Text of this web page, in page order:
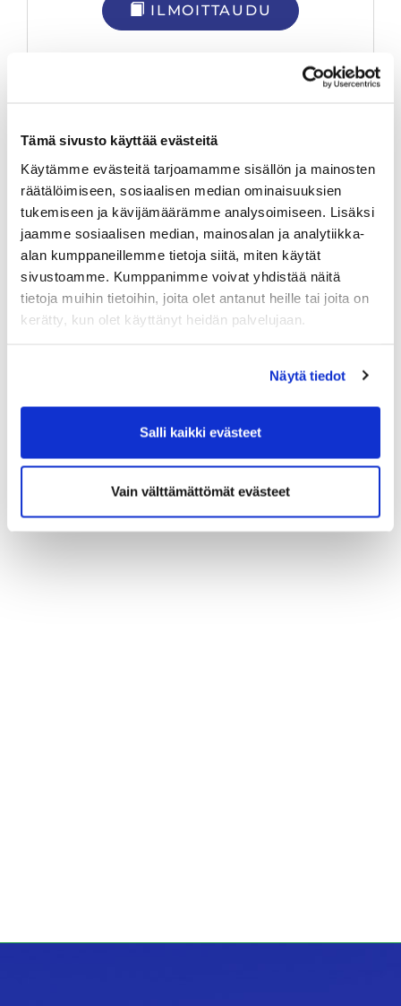
Tämä sivusto käyttää evästeitä
Käytämme evästeitä tarjoamamme sisällön ja mainosten
räätälöimiseen, sosiaalisen median ominaisuuksien
tukemiseen ja kävijämäärämme analysoimiseen. Lisäksi
jaamme sosiaalisen median, mainosalan ja analytiikka-
alan kumppaneillemme tietoja siitä, miten käytät
sivustoamme. Kumppanimme voivat yhdistää näitä
tietoja muihin tietoihin, joita olet antanut heille tai joita on
kerätty, kun olet käyttänyt heidän palvelujaan.
Näytä tiedot
Salli kaikki evästeet
Vain välttämättömät evästeet
ILMOITTAUDU